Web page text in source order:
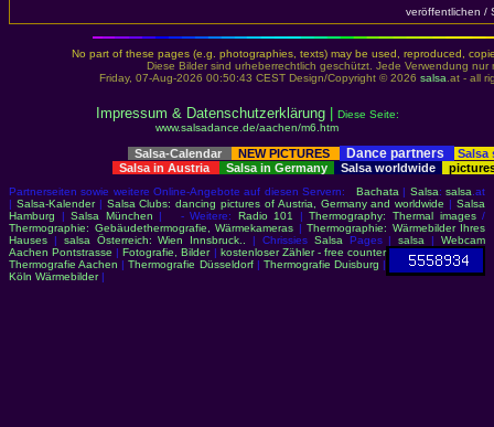
veröffentlichen /
No part of these pages (e.g. photographies, texts) may be used, reproduced,
Diese Bilder sind urheberrechtlich geschützt. Jede Verwendung
Friday, 07-Aug-2026 00:50:43 CEST Design/Copyright © 2026 salsa .at - all
Impressum & Datenschutzerklärung|
Diese Seite:
www.salsadance.de/aachen/m6.htm
Salsa-Calendar NEW PICTURES Dance partners
Salsa
Salsa in Austria
Salsa in Germany Salsa worldwide
Partnerseiten sowie weitere Online-Angebote auf diesen Servern: Bachata | Salsa:salsa .at
| Salsa-Kalender| Salsa Clubs: dancing pictures of Austria, Germany and worldwide |Salsa
Hamburg |Salsa München | - Weitere: Radio 101 |Thermography: Thermal images/
Thermographie: Gebäudethermografie, Wärmekameras | Thermographie: Wärmebilder Ihres
Hauses | salsa Österreich: Wien Innsbruck.. | Chrissies Salsa Pages |salsa |Webcam
Aachen Pontstrasse |Fotografie, Bilder| kostenloser Zähler - free counter
Thermografie Aachen |Thermografie Düsseldorf| Thermografie Duisburg |
Köln Wärmebilder|